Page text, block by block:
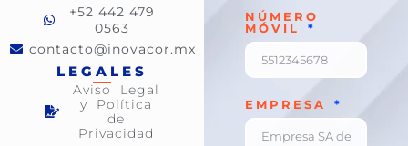
+52 442 479
0563
contacto@inovacor.mx
LEGALES
Aviso Legal
y Política
de
Privacidad
NÚMERO
MÓVIL
EMPRESA